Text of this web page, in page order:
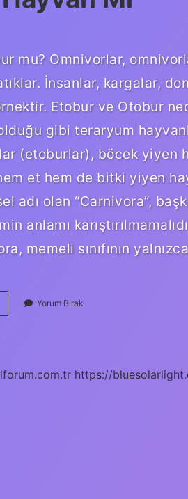
mu? Omnivorlar,
İnsanlar, kargalar,
Etobur ve Otobur
gibi teraryum
(etoburlar), böcek yiyen
et hem de bitki yiyen
adı olan “Carnivora”,
anlamı
memeli sınıfının
Yorum Bırak
https://